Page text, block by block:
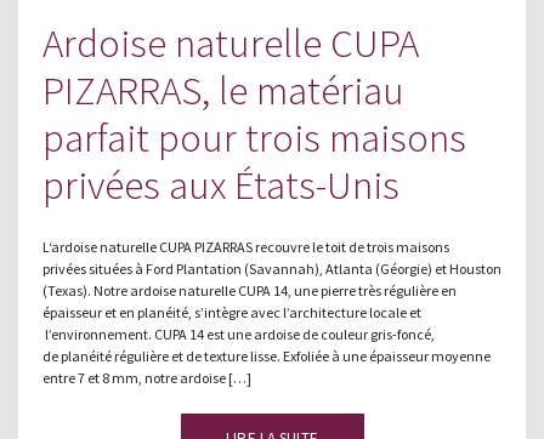
Ardoise naturelle CUPA
PIZARRAS, le matériau
parfait pour trois maisons
privées aux États-Unis
L‘ardoise naturelle CUPA PIZARRAS recouvre le toit de trois maisons
privées situées à Ford Plantation (Savannah), Atlanta (Géorgie) et Houston
(Texas). Notre ardoise naturelle CUPA 14, une pierre très régulière en
épaisseur et en planéité, s’intègre avec l’architecture locale et
l’environnement. CUPA 14 est une ardoise de couleur gris-foncé,
de planéité régulière et de texture lisse. Exfoliée à une épaisseur moyenne
entre 7 et 8 mm, notre ardoise […]